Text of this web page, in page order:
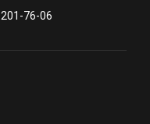
76-06